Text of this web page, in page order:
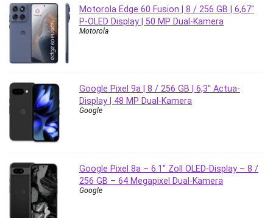
Motorola Edge 60 Fusion | 8 / 256 GB | 6,67″
P-OLED Display | 50 MP Dual-Kamera
Motorola
Google Pixel 9a | 8 / 256 GB | 6,3″ Actua-
Display | 48 MP Dual-Kamera
Google
Google Pixel 8a – 6.1″ Zoll OLED-Display – 8 /
256 GB – 64 Megapixel Dual-Kamera
Google